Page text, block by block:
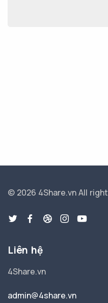
© 2026 4Share.vnAll
Liên hệ
4Share.vn
admin@4share.vn